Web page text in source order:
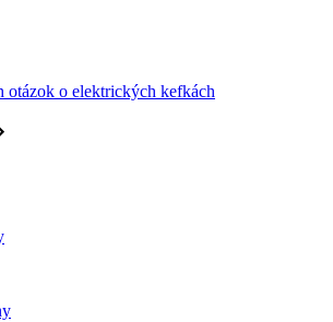
otázok o elektrických kefkách